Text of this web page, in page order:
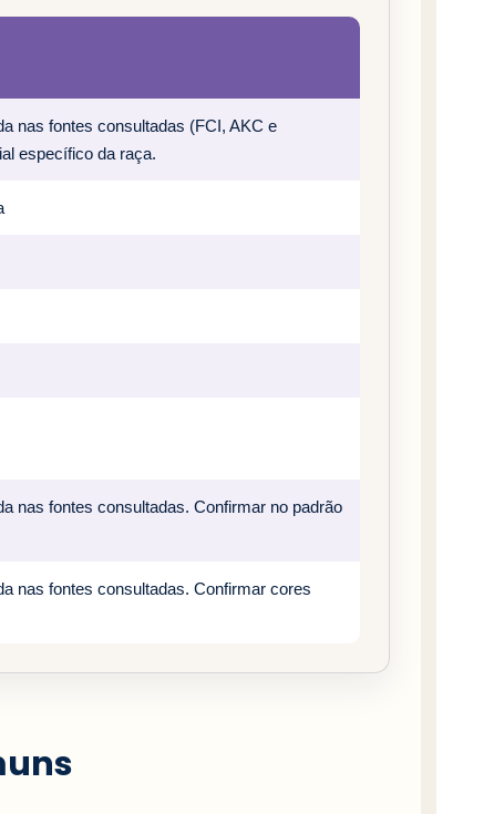
nas fontes consultadas (FCI, AKC e
específico da raça.
nas fontes consultadas. Confirmar no padrão
nas fontes consultadas. Confirmar cores